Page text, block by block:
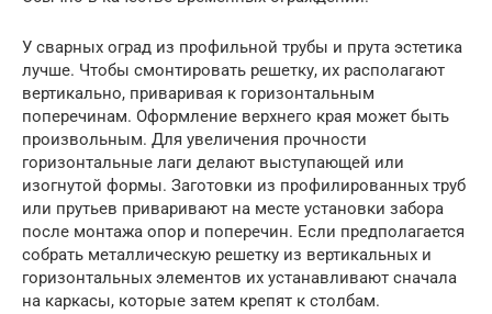
У сварных оград из профильной трубы и прута эстетика
лучше. Чтобы смонтировать решетку, их располагают
вертикально, приваривая к горизонтальным
поперечинам. Оформление верхнего края может быть
произвольным. Для увеличения прочности
горизонтальные лаги делают выступающей или
изогнутой формы. Заготовки из профилированных труб
или прутьев приваривают на месте установки забора
после монтажа опор и поперечин. Если предполагается
собрать металлическую решетку из вертикальных и
горизонтальных элементов их устанавливают сначала
на каркасы, которые затем крепят к столбам.